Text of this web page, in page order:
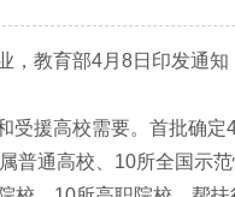
，教育部4月8日印发通
援高校需要。首批确定
普通高校、10所全国示